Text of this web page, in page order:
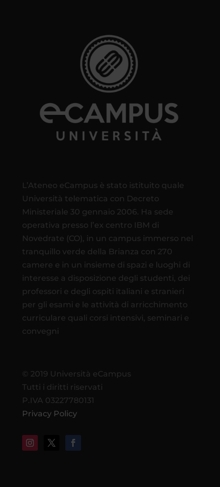
L’Ateneo eCampus è stato istituito quale
Università telematica con Decreto
Ministeriale 30 gennaio 2006. Ha sede
operativa presso l’ex centro IBM di
Novedrate (CO), in un campus immerso nel
tranquillo verde della Brianza con 270
camere e in un insieme di spazi e luoghi di
interesse a disposizione degli studenti, dei
professori e degli ospiti italiani e stranieri
per gli esami e le attività di arricchimento
curriculare quali corsi intensivi, seminari e
convegni
© 2019 Università eCampus
Tutti i diritti riservati
P.IVA 03227780131
Privacy Policy